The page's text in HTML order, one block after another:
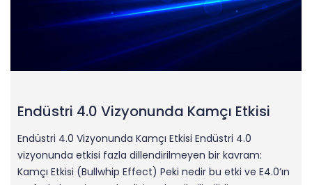
Endüstri 4.0 Vizyonunda Kamçı Etkisi
Endüstri 4.0 Vizyonunda Kamçı Etkisi Endüstri 4.0
vizyonunda etkisi fazla dillendirilmeyen bir kavram:
Kamçı Etkisi (Bullwhip Effect) Peki nedir bu etki ve E4.0’ın